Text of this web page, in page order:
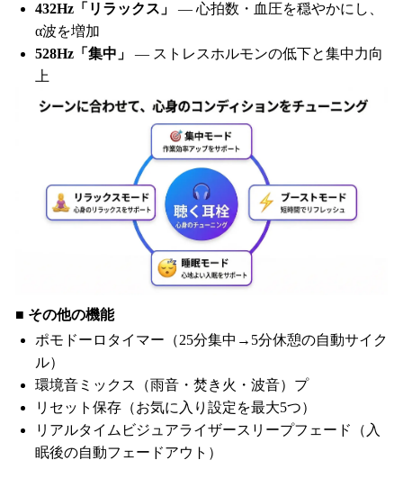
432Hz「リラックス」
— 心拍数・血圧を穏やかにし、
α波を増加
528Hz「集中」
— ストレスホルモンの低下と集中力向
上
■ その他の機能
ポモドーロタイマー（25分集中→5分休憩の自動サイク
ル）
環境音ミックス（雨音・焚き火・波音）プ
リセット保存（お気に入り設定を最大5つ）
リアルタイムビジュアライザースリープフェード（入
眠後の自動フェードアウト）